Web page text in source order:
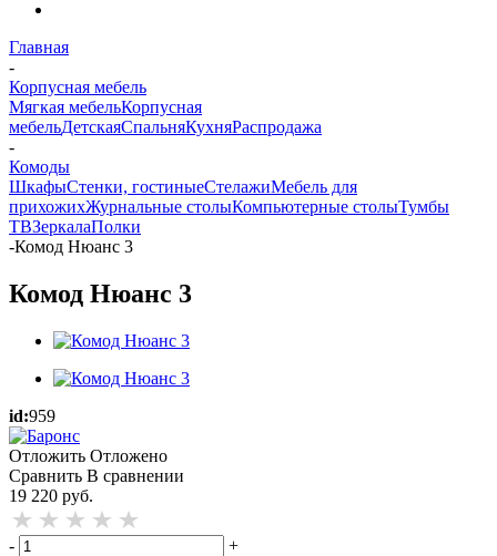
Главная
-
Корпусная мебель
Мягкая мебельКорпусная
мебельДетскаяСпальняКухняРаспродажа
-
Комоды
ШкафыСтенки, гостиныеСтелажиМебель для
прихожихЖурнальные столыКомпьютерные столыТумбы
ТВЗеркалаПолки
-Комод Нюанс 3
Комод Нюанс 3
id:959
Отложить Отложено
Сравнить В сравнении
19 220 руб.
-
+